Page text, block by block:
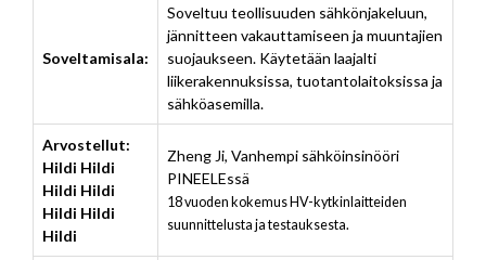
Soveltamisala:
Soveltuu teollisuuden sähkönjakeluun,
jännitteen vakauttamiseen ja muuntajien
suojaukseen. Käytetään laajalti
liikerakennuksissa, tuotantolaitoksissa ja
sähköasemilla.
Arvostellut:
Hildi Hildi
Hildi Hildi
Hildi Hildi
Hildi
Zheng Ji, Vanhempi sähköinsinööri
PINEELEssä
18 vuoden kokemus HV-kytkinlaitteiden
suunnittelusta ja testauksesta.